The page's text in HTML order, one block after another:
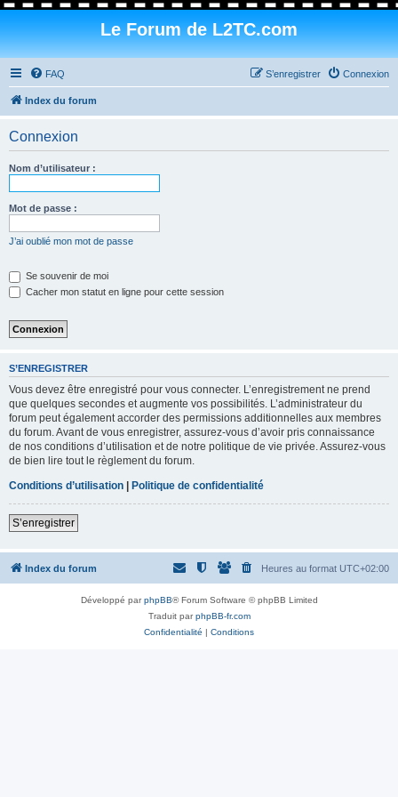
Le Forum de L2TC.com
FAQ Connexion
S’enregistrer
Index du forum
Connexion
Nom d’utilisateur :
Mot de passe :
J’ai oublié mon mot de passe
Se souvenir de moi
Cacher mon statut en ligne pour cette session
S’ENREGISTRER
Vous devez être enregistré pour vous connecter. L’enregistrement ne prend
que quelques secondes et augmente vos possibilités. L’administrateur du
forum peut également accorder des permissions additionnelles aux membres
du forum. Avant de vous enregistrer, assurez-vous d’avoir pris connaissance
de nos conditions d’utilisation et de notre politique de vie privée. Assurez-vous
de bien lire tout le règlement du forum.
Conditions d’utilisation | Politique de confidentialité
S’enregistrer
Index du forum Heures au format UTC+02:00
Développé parphpBB® Forum Software © phpBB Limited
Traduit parphpBB-fr.com
Confidentialité | Conditions